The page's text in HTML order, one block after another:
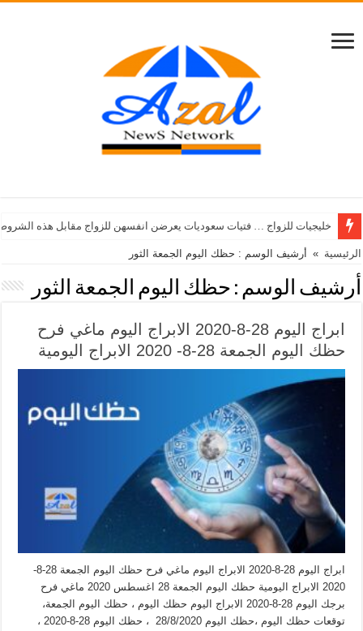
خليجيات للزواج … فتيات سعوديات يعرضن انفسهن للزواج مقابل هذه
الرئيسية » أرشيف الوسم : حظك اليوم الجمعة الثور
أرشيف الوسم : حظك اليوم الجمعة الثور
ابراج اليوم 28-8-2020 الابراج اليوم ماغي فرح
حظك اليوم الجمعة 28-8- 2020 الابراج اليومية
ابراج اليوم 28-8-2020 الابراج اليوم ماغي فرح حظك اليوم الجمعة 28-8-
2020 الابراج اليومية حظك اليوم الجمعة 28 اغسطس 2020 ماغي فرح
برجك اليوم 28-8-2020 الابراج اليوم حظك اليوم ، حظك اليوم الجمعة،
توقعات حظك اليوم ،حظك اليوم 28/8/2020 ، حظك اليوم 28-8-2020 ،